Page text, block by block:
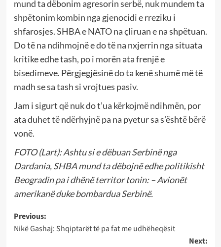
mund ta dëbonim agresorin serbë, nuk mundem ta
shpëtonim kombin nga gjenocidi e rreziku i
shfarosjes. SHBA e NATO na çliruan e na shpëtuan.
Do të na ndihmojnë e do të na nxjerrin nga situata
kritike edhe tash, po i morën ata frenjë e
bisedimeve. Përgjegjësinë do ta kenë shumë më të
madh se sa tash si vrojtues pasiv.
Jam i sigurt që nuk do t’ua kërkojmë ndihmën, por
ata duhet të ndërhyjnë pa na pyetur sa s’është bërë
vonë.
FOTO (Lart): Ashtu si e dëbuan Serbinë nga
Dardania, SHBA mund ta dëbojnë edhe politikisht
Beogradin pa i dhënë territor tonin: – Avionët
amerikanë duke bombardua Serbinë.
Post
navigation
Previous:
Nikë Gashaj: Shqiptarët të pa fat me udhëheqësit
Next: